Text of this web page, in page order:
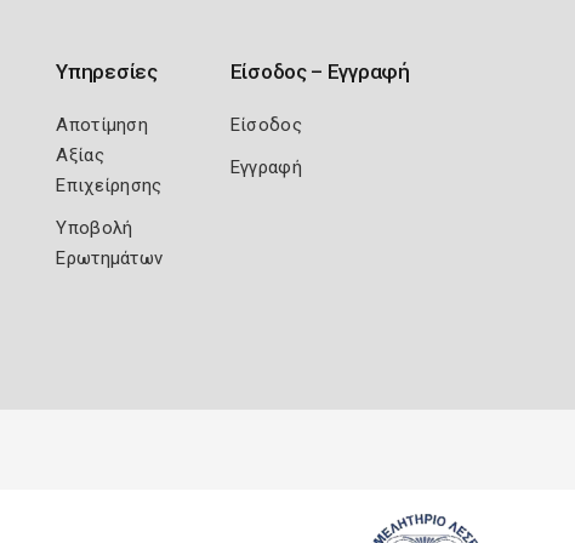
Υπηρεσίες
Αποτίμηση
Αξίας
Επιχείρησης
Υποβολή
Ερωτημάτων
Είσοδος – Εγγραφή
Είσοδος
Εγγραφή